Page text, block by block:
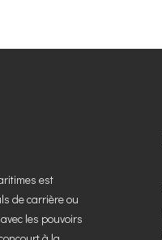
est
de carrière ou
les pouvoirs